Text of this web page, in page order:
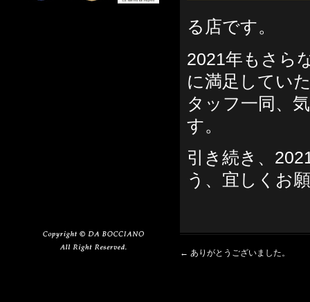
る店です。
2021年もさら
に満足してい
タッフ一同、
す。
引き続き、
う、宜しくお
← ありがとうございました。